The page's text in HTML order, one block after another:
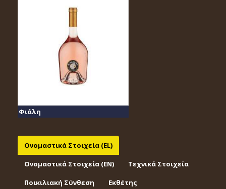
Φιάλη
Ονομαστικά Στοιχεία (EL)
Ονομαστικά Στοιχεία (EΝ) Τεχνικά Στοιχεία
Ποικιλιακή Σύνθεση Εκθέτης